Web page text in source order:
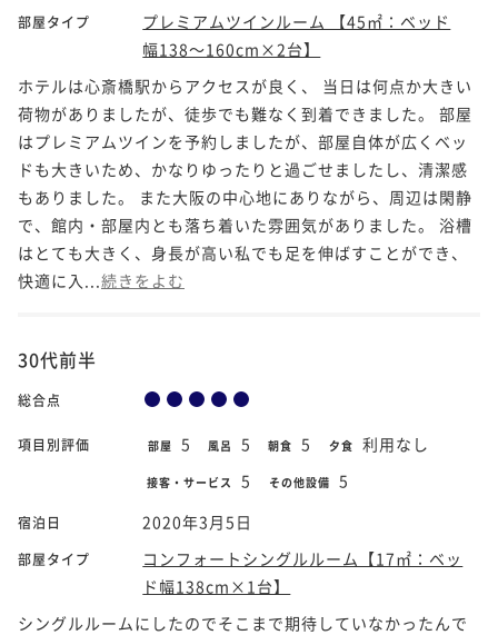
部屋タイプ
プレミアムツインルーム 【45㎡：ベッド
幅138～160cm×2台】
ホテルは心斎橋駅からアクセスが良く、 当日は何点か大きい
荷物がありましたが、徒歩でも難なく到着できました。 部屋
はプレミアムツインを予約しましたが、部屋自体が広くベッ
ドも大きいため、かなりゆったりと過ごせましたし、清潔感
もありました。 また大阪の中心地にありながら、周辺は閑静
で、館内・部屋内とも落ち着いた雰囲気がありました。 浴槽
はとても大きく、身長が高い私でも足を伸ばすことができ、
快適に入... 続きをよむ
30代前半
総合点
項目別評価 部屋 5 風呂 5 朝食 5 夕食 利用なし
接客・サービス 5 その他設備 5
宿泊日 2020年3月5日
部屋タイプ
コンフォートシングルルーム【17㎡：ベッ
ド幅138cm×1台】
シングルルームにしたのでそこまで期待していなかったんで